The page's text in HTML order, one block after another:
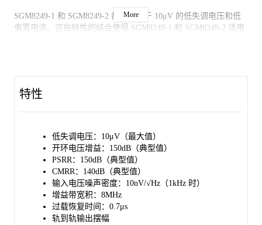
SGM8249-1 和 SGM8249-2 都具有小于 10μV 的低失调电压和低
偏置电流。这些特性的结合使得 SGM8249-1 和 SGM8249-2 适用
大器的额定工作温度范围均为 -40℃ 至 +125℃。
More
特性
低失调电压：10μV（最大值）
开环电压增益：150dB（典型值）
PSRR：150dB（典型值）
CMRR：140dB（典型值）
输入电压噪声密度：10nV/√Hz（1kHz 时）
增益带宽积：8MHz
过载恢复时间：0.7μs
轨到轨输出摆幅